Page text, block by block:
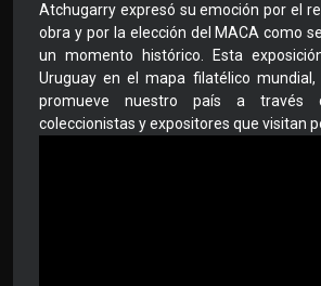
Atchugarry expresó su emoción por el
obra y por la elección del MACA como
un momento histórico. Esta
Uruguay en el mapa filatélico
promueve nuestro país a
coleccionistas y expositores que visitan